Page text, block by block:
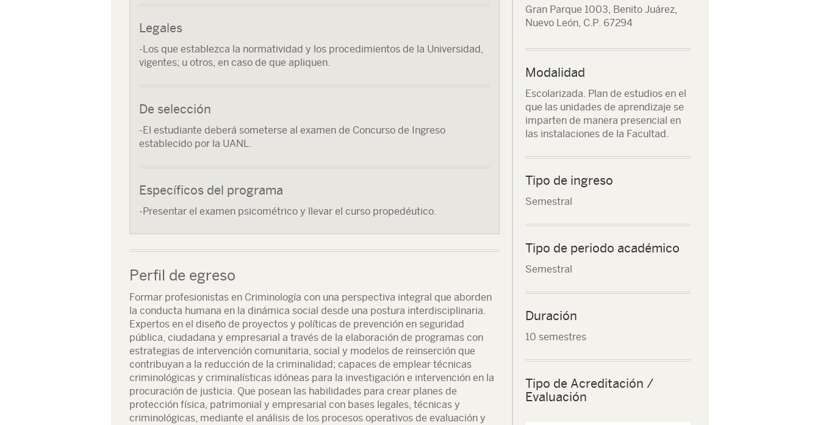
Legales
-Los que establezca la normatividad y los procedimientos de la Universidad,
vigentes; u otros, en caso de que apliquen.
De selección
-El estudiante deberá someterse al examen de Concurso de Ingreso
establecido por la UANL.
Específicos del programa
-Presentar el examen psicométrico y llevar el curso propedéutico.
Perfil de egreso
Formar profesionistas en Criminología con una perspectiva integral que aborden
la conducta humana en la dinámica social desde una postura interdisciplinaria.
Expertos en el diseño de proyectos y políticas de prevención en seguridad
pública, ciudadana y empresarial a través de la elaboración de programas con
estrategias de intervención comunitaria, social y modelos de reinserción que
contribuyan a la reducción de la criminalidad; capaces de emplear técnicas
criminológicas y criminalísticas idóneas para la investigación e intervención en la
procuración de justicia. Que posean las habilidades para crear planes de
protección física, patrimonial y empresarial con bases legales, técnicas y
criminológicas, mediante el análisis de los procesos operativos de evaluación y
Gran Parque 1003, Benito Juárez,
Nuevo León, C.P. 67294
Modalidad
Escolarizada. Plan de estudios en el
que las unidades de aprendizaje se
imparten de manera presencial en
las instalaciones de la Facultad.
Tipo de ingreso
Semestral
Tipo de periodo académico
Semestral
Duración
10 semestres
Tipo de Acreditación /
Evaluación